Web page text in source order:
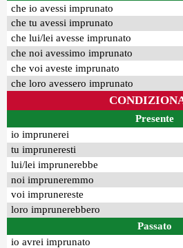
che io avessi imprunato
che tu avessi imprunato
che lui/lei avesse imprunato
che noi avessimo imprunato
che voi aveste imprunato
che loro avessero imprunato
Presente
io imprunerei
tu impruneresti
lui/lei imprunerebbe
noi impruneremmo
voi imprunereste
loro imprunerebbero
Passato
io avrei imprunato